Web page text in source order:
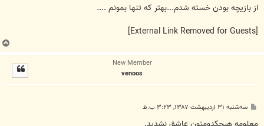
ت
از بازيچه بودن خسته شدم...بهتر كه تنها بمونم ....
ب
ا
New Member
venoos
پ
ت
سه‌شنبه ۳۱ اردیبهشت ۱۳۸۷, ۳:۲۳ ب.ظ